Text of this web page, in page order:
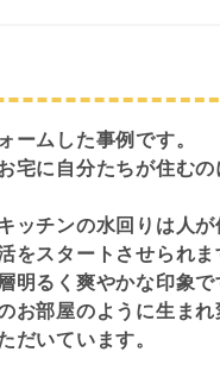
ームした事例です。
宅に自分たちが住む
ッチンの水回りは人
をスタートさせられ
明るく爽やかな印象
お部屋のように生ま
だいています。